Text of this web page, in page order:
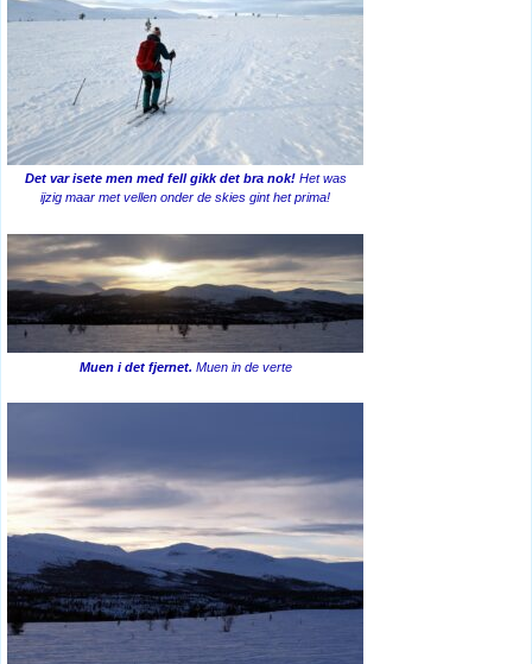
Det var isete men med fell gikk det bra nok!Het was
ijzig maar met vellen onder de skies gint het prima!
Muen i det fjernet. Muen in de verte